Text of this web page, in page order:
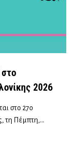
2026
στο 27ο
τη Πέμπτη,…